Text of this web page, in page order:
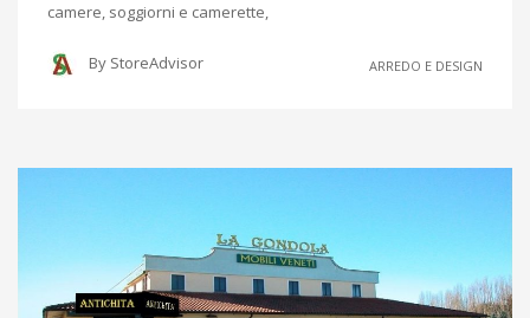
camere, soggiorni e camerette,
By StoreAdvisor ARREDO E DESIGN